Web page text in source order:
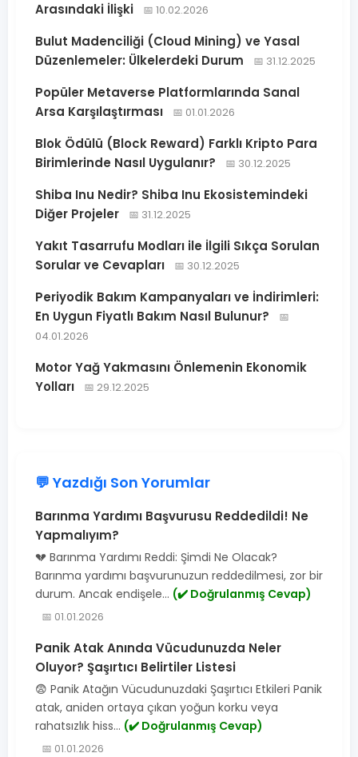
Arasındaki İlişki
📅 10.02.2026
Bulut Madenciliği (Cloud Mining) ve Yasal
Düzenlemeler: Ülkelerdeki Durum
📅 31.12.2025
Popüler Metaverse Platformlarında Sanal
Arsa Karşılaştırması
📅 01.01.2026
Blok Ödülü (Block Reward) Farklı Kripto Para
Birimlerinde Nasıl Uygulanır?
📅 30.12.2025
Shiba Inu Nedir? Shiba Inu Ekosistemindeki
Diğer Projeler
📅 31.12.2025
Yakıt Tasarrufu Modları ile İlgili Sıkça Sorulan
Sorular ve Cevapları
📅 30.12.2025
Periyodik Bakım Kampanyaları ve İndirimleri:
En Uygun Fiyatlı Bakım Nasıl Bulunur?
📅
04.01.2026
Motor Yağ Yakmasını Önlemenin Ekonomik
Yolları
📅 29.12.2025
💬 Yazdığı Son Yorumlar
Barınma Yardımı Başvurusu Reddedildi! Ne
Yapmalıyım?
💔 Barınma Yardımı Reddi: Şimdi Ne Olacak?
Barınma yardımı başvurunuzun reddedilmesi, zor bir
durum. Ancak endişele... (✔️ Doğrulanmış Cevap)
📅 01.01.2026
Panik Atak Anında Vücudunuzda Neler
Oluyor? Şaşırtıcı Belirtiler Listesi
😨 Panik Atağın Vücudunuzdaki Şaşırtıcı Etkileri Panik
atak, aniden ortaya çıkan yoğun korku veya
rahatsızlık hiss... (✔️ Doğrulanmış Cevap)
📅 01.01.2026